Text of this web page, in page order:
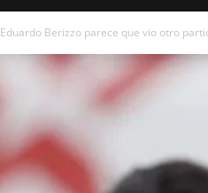
Eduardo Berizzo parece que vio otro